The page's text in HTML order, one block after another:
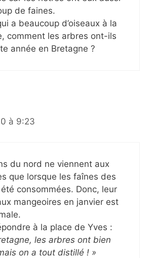
de faines.
a beaucoup d’oiseaux à la
comment les arbres ont-ils
année en Bretagne ?
à 9:23
du nord ne viennent aux
que lorsque les faînes des
consommées. Donc, leur
mangeoires en janvier est
à la place de Yves :
les arbres ont bien
on a tout distillé ! »